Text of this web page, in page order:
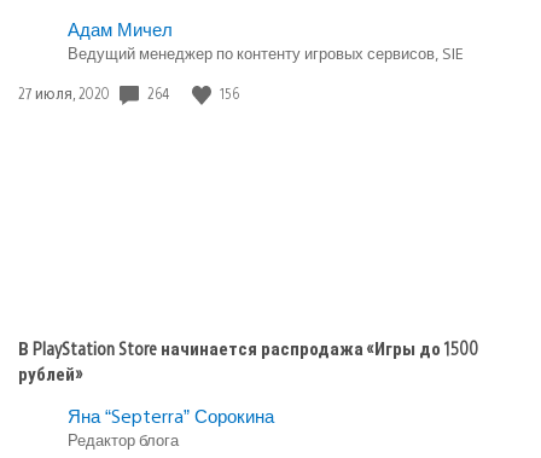
«Безумцы»
Опубликовано
Игры
playstation
Адам Мичел
Ведущий менеджер по контенту игровых сервисов, SIE
Дата
27 июля, 2020 264 156
В PlayStation Store начинается распродажа «Игры до 1500
рублей»
Яна “Septerra” Сорокина
Редактор блога